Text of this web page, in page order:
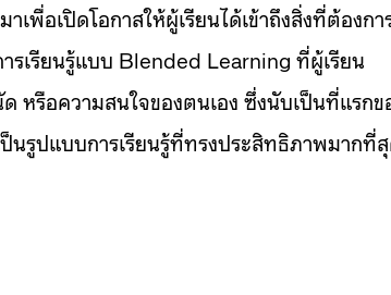
เพื่อเปิดโอกาสให้ผู้เรียนได้เข้าถึงสิ่งที่ต้องกา
ารเรียนรู้แบบ Blended Learning ที่ผู้เรียน
หรือความสนใจของตนเอง ซึ่งนับเป็นที่แรกข
นรูปแบบการเรียนรู้ที่ทรงประสิทธิภาพมากที่